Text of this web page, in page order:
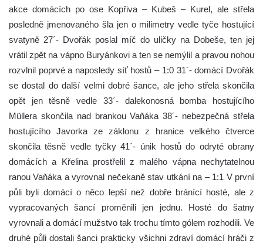
akce domácích po ose Kopřiva – Kubeš – Kurel, ale střela
posledně jmenovaného šla jen o milimetry vedle tyče hostující
svatyně 27´- Dvořák poslal míč do uličky na Dobeše, ten jej
vrátil zpět na vápno Buryánkovi a ten se nemýlil a pravou nohou
rozvlnil poprvé a naposledy síť hostů – 1:0 31´- domácí Dvořák
se dostal do další velmi dobré šance, ale jeho střela skončila
opět jen těsně vedle 33´- dalekonosná bomba hostujícího
Müllera skončila nad brankou Vaňáka 38´- nebezpečná střela
hostujícího Javorka ze záklonu z hranice velkého čtverce
skončila těsně vedle tyčky 41´- únik hostů do odryté obrany
domácích a Křelina prostřelil z malého vápna nechytatelnou
ranou Vaňáka a vyrovnal nečekaně stav utkání na – 1:1 V první
půli byli domácí o něco lepší než dobře bránící hosté, ale z
vypracovaných šancí proměnili jen jednu. Hosté do šatny
vyrovnali a domácí mužstvo tak trochu tímto gólem rozhodili. Ve
druhé půli dostali šanci prakticky všichni zdraví domácí hráči z